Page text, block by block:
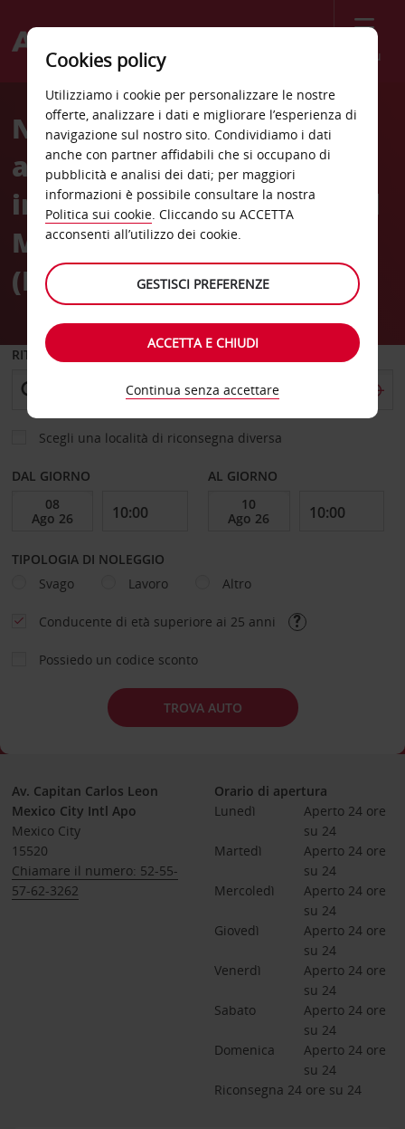
Menù
Welcome
AvisNoleggio auto
all'Aeroporto
internazionale di Città Del
Messico Benito Juárez
(MEX)
RITIRO DA
Scegli una località di riconsegna diversa
DAL GIORNO AL GIORNO
TIPOLOGIA DI NOLEGGIO
Svago
Lavoro Altro
Conducente di età superiore ai 25 anni
Possiedo un codice sconto
TROVA AUTO
Av. Capitan Carlos Leon
Mexico City Intl Apo
Mexico City
15520
Chiamare il numero: 52-55-
57-62-3262
Orario di apertura
Lunedì
Aperto 24 ore
su 24
Martedì
Aperto 24 ore
su 24
Mercoledì
Aperto 24 ore
su 24
Giovedì
Aperto 24 ore
su 24
Venerdì
Aperto 24 ore
su 24
Sabato
Aperto 24 ore
su 24
Domenica
Aperto 24 ore
su 24
Riconsegna 24 ore su 24
Cookies policy
Utilizziamo i cookie per personalizzare le nostre
offerte, analizzare i dati e migliorare l’esperienza di
navigazione sul nostro sito. Condividiamo i dati
anche con partner affidabili che si occupano di
pubblicità e analisi dei dati; per maggiori
informazioni è possibile consultare la nostra
Politica sui cookie. Cliccando su ACCETTA
acconsenti all’utilizzo dei cookie.
GESTISCI PREFERENZE
ACCETTA E CHIUDI
Continua senza accettare